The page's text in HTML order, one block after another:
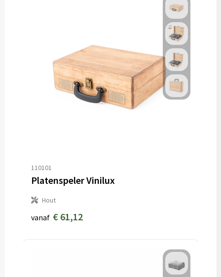
110101
Platenspeler Vinilux
Hout
vanaf € 61,12